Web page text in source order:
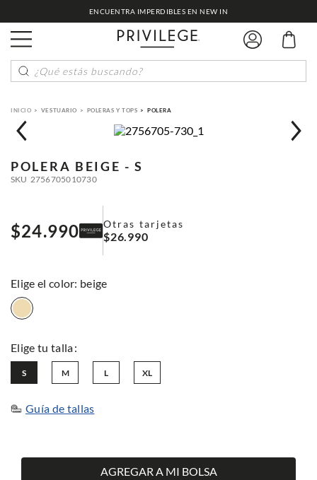
ENCUENTRA IMPERDIBLES EN NEW IN
¿Qué estás buscando?
VESTUARIO POLERAS Y TOPS POLERA
POLERA BEIGE - S
SKU 2756705010730
$24.990 Otras tarjetas
$26.990
: beige
L
M
S XL
Guía de tallas
AGREGAR A MI BOLSA